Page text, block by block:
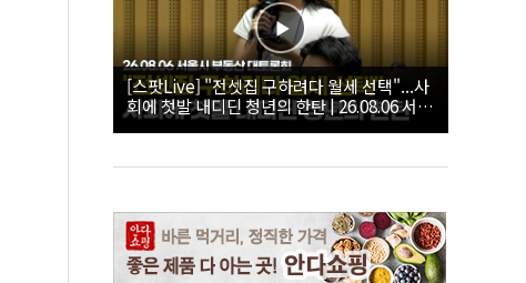
[스팟Live] "전셋집 구하려다 월세 선택"...사
회에 첫발 내디딘 청년의 한탄 | 26.08.06 서울
시 부동산 대토론회